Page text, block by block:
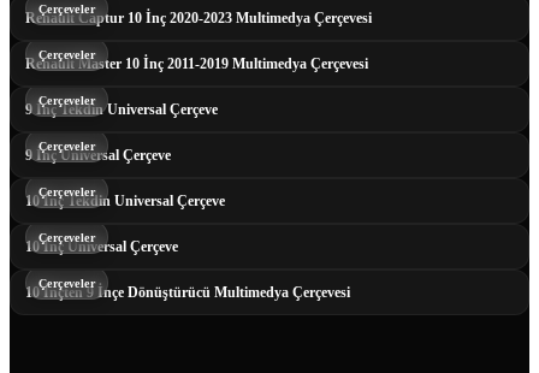
Renault Captur 10 İnç 2020-2023 Multimedya Çerçevesi
Çerçeveler
Renault Master 10 İnç 2011-2019 Multimedya Çerçevesi
Çerçeveler
9 İnç Tekdin Universal Çerçeve
Çerçeveler
9 İnç Universal Çerçeve
Çerçeveler
10 İnç Tekdin Universal Çerçeve
Çerçeveler
10 İnç Universal Çerçeve
Çerçeveler
10 İnçten 9 İnçe Dönüştürücü Multimedya Çerçevesi
Çerçeveler